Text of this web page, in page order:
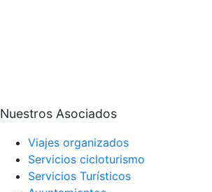
Nuestros Asociados
Viajes organizados
Servicios cicloturismo
Servicios Turísticos